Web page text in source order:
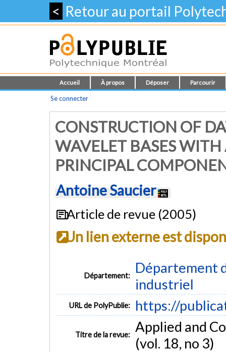
< Retour au portail
Accueil À propos Déposer Parcourir
Se connecter
CONSTRUCTION OF
WAVELET BASES
PRINCIPAL
Antoine Saucier
Article de revue (2005)
Un lien externe est
Département:
Département
industriel
URL de PolyPublie: https://
Titre de la revue: Applied and
(vol. 18, no 3)